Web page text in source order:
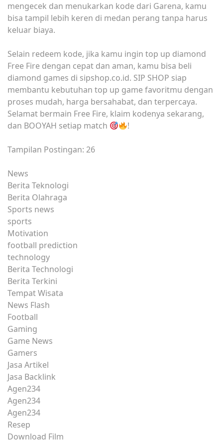
mengecek dan menukarkan kode dari Garena, kamu
bisa tampil lebih keren di medan perang tanpa harus
keluar biaya.
Selain redeem kode, jika kamu ingin top up diamond
Free Fire dengan cepat dan aman, kamu bisa beli
diamond games di sipshop.co.id. SIP SHOP siap
membantu kebutuhan top up game favoritmu dengan
proses mudah, harga bersahabat, dan terpercaya.
Selamat bermain Free Fire, klaim kodenya sekarang,
dan BOOYAH setiap match
!
Tampilan Postingan: 26
News
Berita Teknologi
Berita Olahraga
Sports news
sports
Motivation
football prediction
technology
Berita Technologi
Berita Terkini
Tempat Wisata
News Flash
Football
Gaming
Game News
Gamers
Jasa Artikel
Jasa Backlink
Agen234
Agen234
Agen234
Resep
Download Film